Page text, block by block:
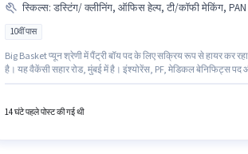
स्किल्स: डस्टिंग/ क्लीनिंग, ऑफिस हेल्प, टी/कॉफी मेकिंग, PAN कार्ड, आधार कार्ड, बैंक
10वीं पास
Big Basket प्यून श्रेणी में पैंट्री बॉय पद के लिए सक्रिय रूप से हायर कर
है। यह वैकेंसी सहार रोड, मुंबई में है। इंश्योरेंस, PF, मेडिकल बेनिफिट्स पद
14 घंटे पहले पोस्ट की गई थी